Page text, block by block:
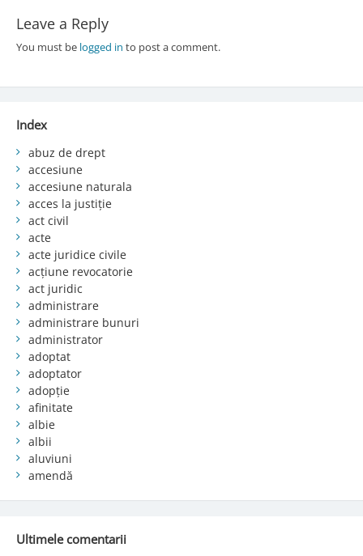
Leave a Reply
You must be logged in to post a comment.
Index
abuz de drept
accesiune
accesiune naturala
acces la justiție
act civil
acte
acte juridice civile
acțiune revocatorie
act juridic
administrare
administrare bunuri
administrator
adoptat
adoptator
adopție
afinitate
albie
albii
aluviuni
amendă
Ultimele comentarii